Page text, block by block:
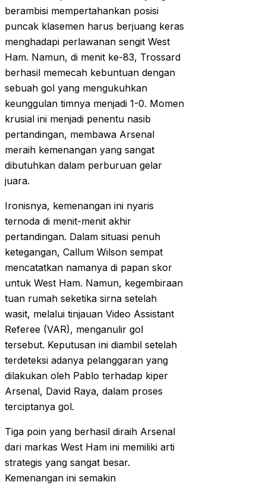
berambisi mempertahankan posisi
puncak klasemen harus berjuang keras
menghadapi perlawanan sengit West
Ham. Namun, di menit ke-83, Trossard
berhasil memecah kebuntuan dengan
sebuah gol yang mengukuhkan
keunggulan timnya menjadi 1-0. Momen
krusial ini menjadi penentu nasib
pertandingan, membawa Arsenal
meraih kemenangan yang sangat
dibutuhkan dalam perburuan gelar
juara.
Ironisnya, kemenangan ini nyaris
ternoda di menit-menit akhir
pertandingan. Dalam situasi penuh
ketegangan, Callum Wilson sempat
mencatatkan namanya di papan skor
untuk West Ham. Namun, kegembiraan
tuan rumah seketika sirna setelah
wasit, melalui tinjauan Video Assistant
Referee (VAR), menganulir gol
tersebut. Keputusan ini diambil setelah
terdeteksi adanya pelanggaran yang
dilakukan oleh Pablo terhadap kiper
Arsenal, David Raya, dalam proses
terciptanya gol.
Tiga poin yang berhasil diraih Arsenal
dari markas West Ham ini memiliki arti
strategis yang sangat besar.
Kemenangan ini semakin